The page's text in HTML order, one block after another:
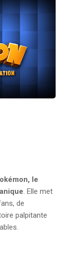
le
. Elle met
de
palpitante